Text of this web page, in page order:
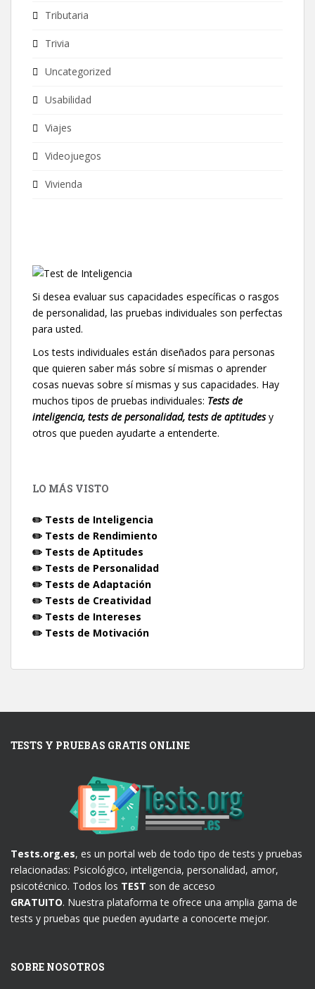
Tributaria
Trivia
Uncategorized
Usabilidad
Viajes
Videojuegos
Vivienda
Si desea evaluar sus capacidades específicas o rasgos
de personalidad, las pruebas individuales son perfectas
para usted.
Los tests individuales están diseñados para personas
que quieren saber más sobre sí mismas o aprender
cosas nuevas sobre sí mismas y sus capacidades. Hay
muchos tipos de pruebas individuales: Tests de
inteligencia, tests de personalidad, tests de aptitudesy
otros que pueden ayudarte a entenderte.
LO MÁS VISTO
✏️ Tests de Inteligencia
✏️ Tests de Rendimiento
✏️ Tests de Aptitudes
✏️ Tests de Personalidad
✏️ Tests de Adaptación
✏️ Tests de Creatividad
✏️ Tests de Intereses
✏️ Tests de Motivación
TESTS Y PRUEBAS GRATIS ONLINE
Tests.org.es, es un portal web de todo tipo de tests y pruebas
relacionadas: Psicológico, inteligencia, personalidad, amor,
psicotécnico. Todos los TEST son de acceso
GRATUITO. Nuestra plataforma te ofrece una amplia gama de
tests y pruebas que pueden ayudarte a conocerte mejor.
SOBRE NOSOTROS